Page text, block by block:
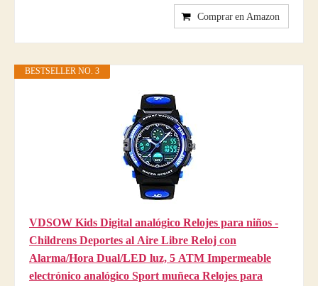
Comprar en Amazon
BESTSELLER NO. 3
VDSOW Kids Digital analógico Relojes para niños -
Childrens Deportes al Aire Libre Reloj con
Alarma/Hora Dual/LED luz, 5 ATM Impermeable
electrónico analógico Sport muñeca Relojes para